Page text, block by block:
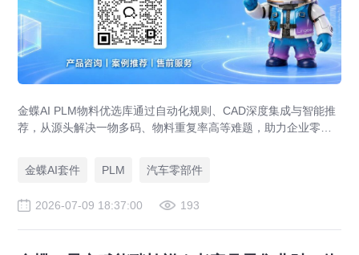
金蝶AI PLM物料优选库通过自动化规则、CAD深度集成与智能推
荐，从源头解决一物多码、物料重复率高等难题，助力企业零部
金蝶AI套件
PLM 汽车零部件
2026-07-09 18:37:00 193